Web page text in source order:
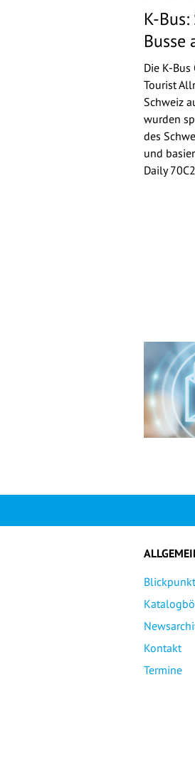
K-
Busse
Die K-
Tourist
Schweiz
wurden
des
und
Daily
Kontakt
Termine